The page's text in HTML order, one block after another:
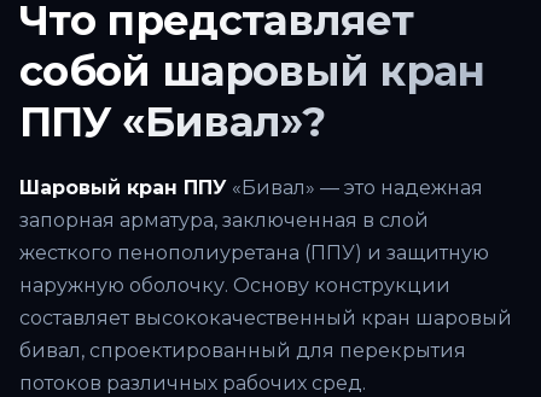
Что представляет
собой шаровый кран
ППУ «Бивал»?
Шаровый кран ППУ «Бивал» — это надежная
запорная арматура, заключенная в слой
жесткого пенополиуретана (ППУ) и защитную
наружную оболочку. Основу конструкции
составляет высококачественный кран шаровый
бивал, спроектированный для перекрытия
потоков различных рабочих сред.